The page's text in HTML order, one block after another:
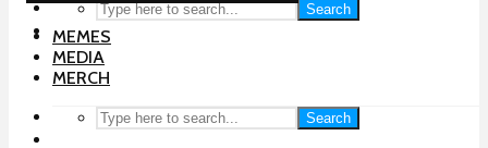
Search
MEMES
MEDIA
MERCH
Search